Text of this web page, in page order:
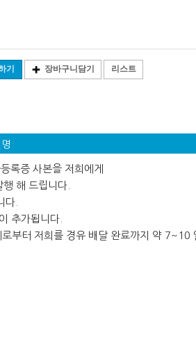
기 장바구니담기 리스트
록증 사본을 저희에게
해 드립니다.
다.
추가됩니다.
부터 저희를 경유 배달 완료까지 약 7~10